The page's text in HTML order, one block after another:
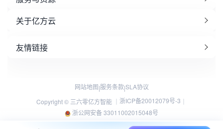
关于亿方云
友情链接
网站地图|服务条款|SLA协议
Copyright © 三六零亿方智能 ｜ 浙ICP备20012079号-3 ｜
浙公网安备 33011002015048号